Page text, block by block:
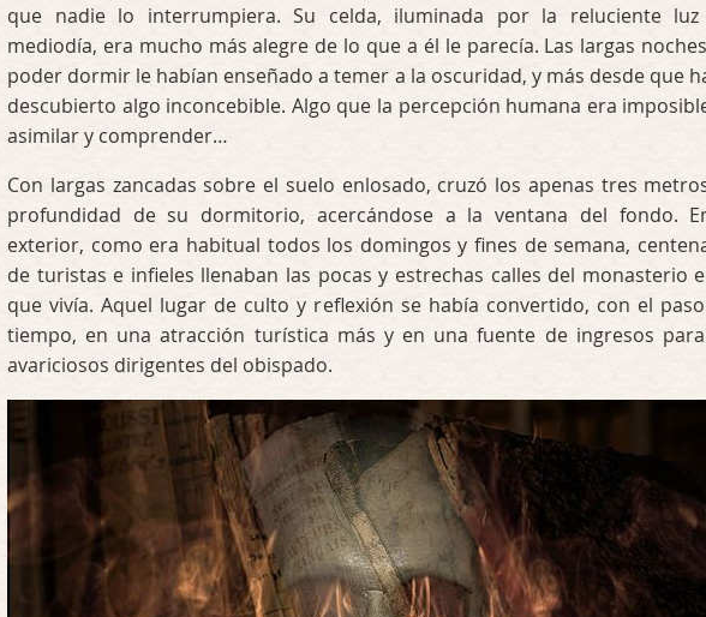
que nadie lo interrumpiera. Su celda, iluminada por la reluciente
mediodía, era mucho más alegre de lo que a él le parecía. Las largas
poder dormir le habían enseñado a temer a la oscuridad, y más desde que
descubierto algo inconcebible. Algo que la percepción humana era
asimilar y comprender…
Con largas zancadas sobre el suelo enlosado, cruzó los apenas tres
profundidad de su dormitorio, acercándose a la ventana del fondo.
exterior, como era habitual todos los domingos y fines de semana,
de turistas e infieles llenaban las pocas y estrechas calles del monasterio
que vivía. Aquel lugar de culto y reflexión se había convertido, con el
tiempo, en una atracción turística más y en una fuente de ingresos
avariciosos dirigentes del obispado.